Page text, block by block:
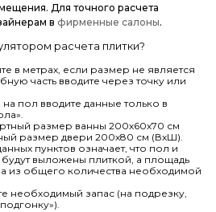
Для точного расчета
в фирменные салоны.
расчета плитки?
в метрах, если размер не является
часть вводите через точку или
пол вводите данные только в
размер ванны 200х60х70 см
размер двери 200х80 см (ВхШ).
пунктов означает, что пол и
выложены плиткой, а площадь
из общего количества необходимой
необходимый запас (на подрезку,